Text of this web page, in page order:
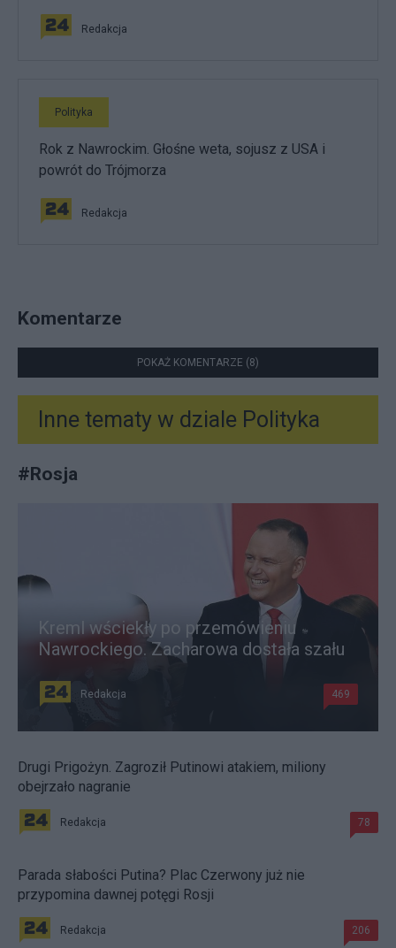
Redakcja
Polityka
Rok z Nawrockim. Głośne weta, sojusz z USA i
powrót do Trójmorza
Redakcja
Komentarze
POKAŻ KOMENTARZE (8)
Inne tematy w dziale Polityka
#Rosja
Kreml wściekły po przemówieniu
Nawrockiego. Zacharowa dostała szału
Redakcja 469
Drugi Prigożyn. Zagroził Putinowi atakiem, miliony
obejrzało nagranie
Redakcja 78
Parada słabości Putina? Plac Czerwony już nie
przypomina dawnej potęgi Rosji
Redakcja 206